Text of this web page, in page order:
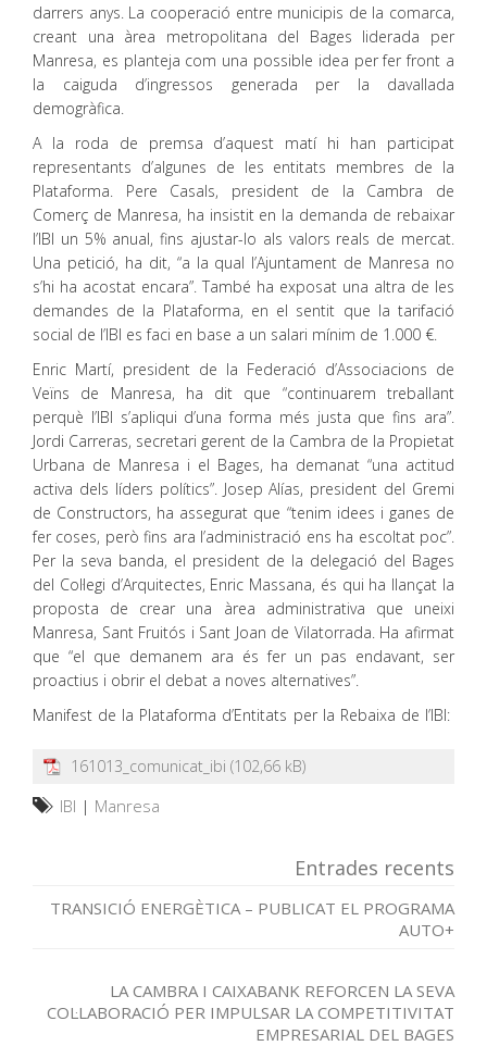
darrers anys. La cooperació entre municipis de la comarca,
creant una àrea metropolitana del Bages liderada per
Manresa, es planteja com una possible idea per fer front a
la caiguda d’ingressos generada per la davallada
demogràfica.
A la roda de premsa d’aquest matí hi han participat
representants d’algunes de les entitats membres de la
Plataforma. Pere Casals, president de la Cambra de
Comerç de Manresa, ha insistit en la demanda de rebaixar
l’IBI un 5% anual, fins ajustar-lo als valors reals de mercat.
Una petició, ha dit, “a la qual l’Ajuntament de Manresa no
s’hi ha acostat encara”. També ha exposat una altra de les
demandes de la Plataforma, en el sentit que la tarifació
social de l’IBI es faci en base a un salari mínim de 1.000 €.
Enric Martí, president de la Federació d’Associacions de
Veïns de Manresa, ha dit que “continuarem treballant
perquè l’IBI s’apliqui d’una forma més justa que fins ara”.
Jordi Carreras, secretari gerent de la Cambra de la Propietat
Urbana de Manresa i el Bages, ha demanat “una actitud
activa dels líders polítics”. Josep Alías, president del Gremi
de Constructors, ha assegurat que “tenim idees i ganes de
fer coses, però fins ara l’administració ens ha escoltat poc”.
Per la seva banda, el president de la delegació del Bages
del Col·legi d’Arquitectes, Enric Massana, és qui ha llançat la
proposta de crear una àrea administrativa que uneixi
Manresa, Sant Fruitós i Sant Joan de Vilatorrada. Ha afirmat
que “el que demanem ara és fer un pas endavant, ser
proactius i obrir el debat a noves alternatives”.
Manifest de la Plataforma d’Entitats per la Rebaixa de l’IBI:
161013_comunicat_ibi
IBI | Manresa
Entrades recents
TRANSICIÓ ENERGÈTICA – PUBLICAT EL PROGRAMA
AUTO+
LA CAMBRA I CAIXABANK REFORCEN LA SEVA
COL·LABORACIÓ PER IMPULSAR LA COMPETITIVITAT
EMPRESARIAL DEL BAGES